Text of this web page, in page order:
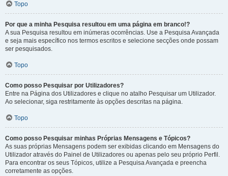
Topo
Por que a minha Pesquisa resultou em uma página em branco!?
A sua Pesquisa resultou em inúmeras ocorrências. Use a Pesquisa Avançada
e seja mais específico nos termos escritos e selecione secções onde possam
ser pesquisados.
Topo
Como posso Pesquisar por Utilizadores?
Entre na Página dos Utilizadores e clique no atalho Pesquisar um Utilizador.
Ao selecionar, siga restritamente às opções descritas na página.
Topo
Como posso Pesquisar minhas Próprias Mensagens e Tópicos?
As suas próprias Mensagens podem ser exibidas clicando em Mensagens do
Utilizador através do Painel de Utilizadores ou apenas pelo seu próprio Perfil.
Para encontrar os seus Tópicos, utilize a Pesquisa Avançada e preencha
corretamente as opções.